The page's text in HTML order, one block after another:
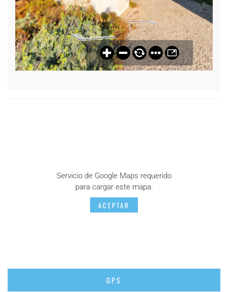
Servicio de Google Maps requerido
para cargar este mapa.
ACEPTAR
GPS